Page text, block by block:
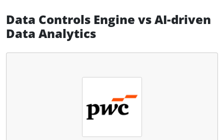
Data Controls Engine vsAI-driven
Data Analytics